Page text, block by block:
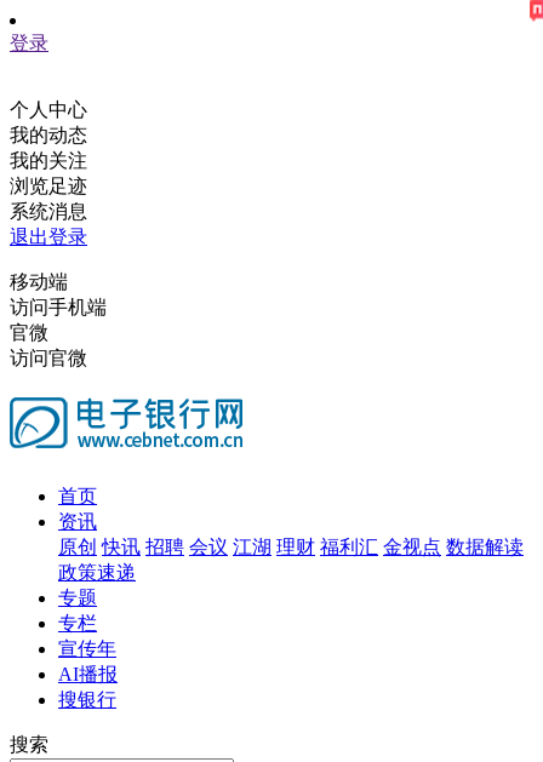
登录
个人中心
我的动态
我的关注
浏览足迹
系统消息
退出登录
移动端
访问手机端
官微
访问官微
首页
资讯
原创 快讯 招聘 会议 江湖 理财 福利汇 金视点 数据解读
政策速递
专题
专栏
宣传年
AI播报
搜银行
搜索